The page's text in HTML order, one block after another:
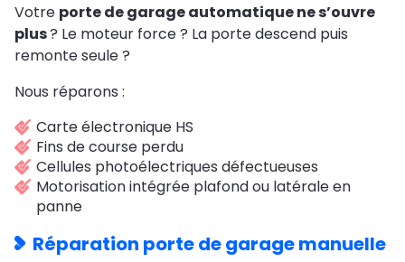
Votre porte de garage automatique ne s’ouvre
plus? Le moteur force ? La porte descend puis
remonte seule ?
Nous réparons :
Carte électronique HS
Fins de course perdu
Cellules photoélectriques défectueuses
Motorisation intégrée plafond ou latérale en
panne
Réparation porte de garage manuelle